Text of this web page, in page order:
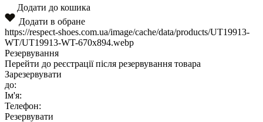
Додати до кошика
Додати в обране
https://respect-shoes.com.ua/image/cache/data/products/UT19913-
WT/UT19913-WT-670x894.webp
Резервування
Перейти до реєстрації після резервування товара
Зарезервувати
до:
Ім'я:
Телефон:
Резервувати